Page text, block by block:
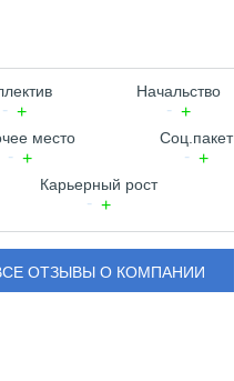
Начальство
место Соц.пакет
Карьерный рост
ОТЗЫВЫ О КОМПАНИИ